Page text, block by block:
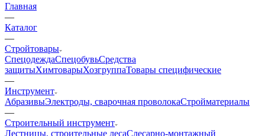
Главная
—
Каталог
—
Стройтовары
СпецодеждаСпецобувьСредства
защитыХимтоварыХозгруппаТовары специфические
—
Инструмент
АбразивыЭлектроды, сварочная проволокаСтройматериалы
—
Строительный инструмент
Лестницы, строительные лесаСлесарно-монтажный